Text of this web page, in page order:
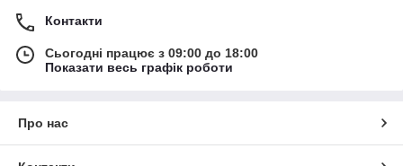
Контакти
Сьогодні працює з 09:00 до 18:00
Показати весь графік роботи
Про нас